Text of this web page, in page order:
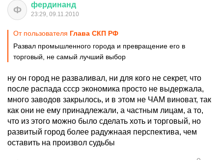
Ф фердинанд
23:29, 09.11.2010
От пользователя Глава СКП РФ
Развал промышленного города и превращение его в
торговый, не самый лучший выбор
ну он город не разваливал, ни для кого не секрет, что
после распада ссср экономика просто не выдержала,
много заводов закрылось, и в этом не ЧАМ виноват, так
как они не ему принадлежали, а частным лицам, а то,
что из этого можно было сделать хоть и торговый, но
развитый город более радужнаая перспектива, чем
оставить на произвол судьбы